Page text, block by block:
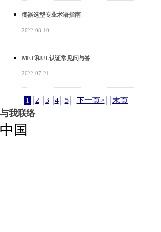
衡器选型专业术语指南
2022-08-10
MET和UL认证常见问与答
2022-07-21
1 2 3 4 5 下一页> 末页
与我联络
中国